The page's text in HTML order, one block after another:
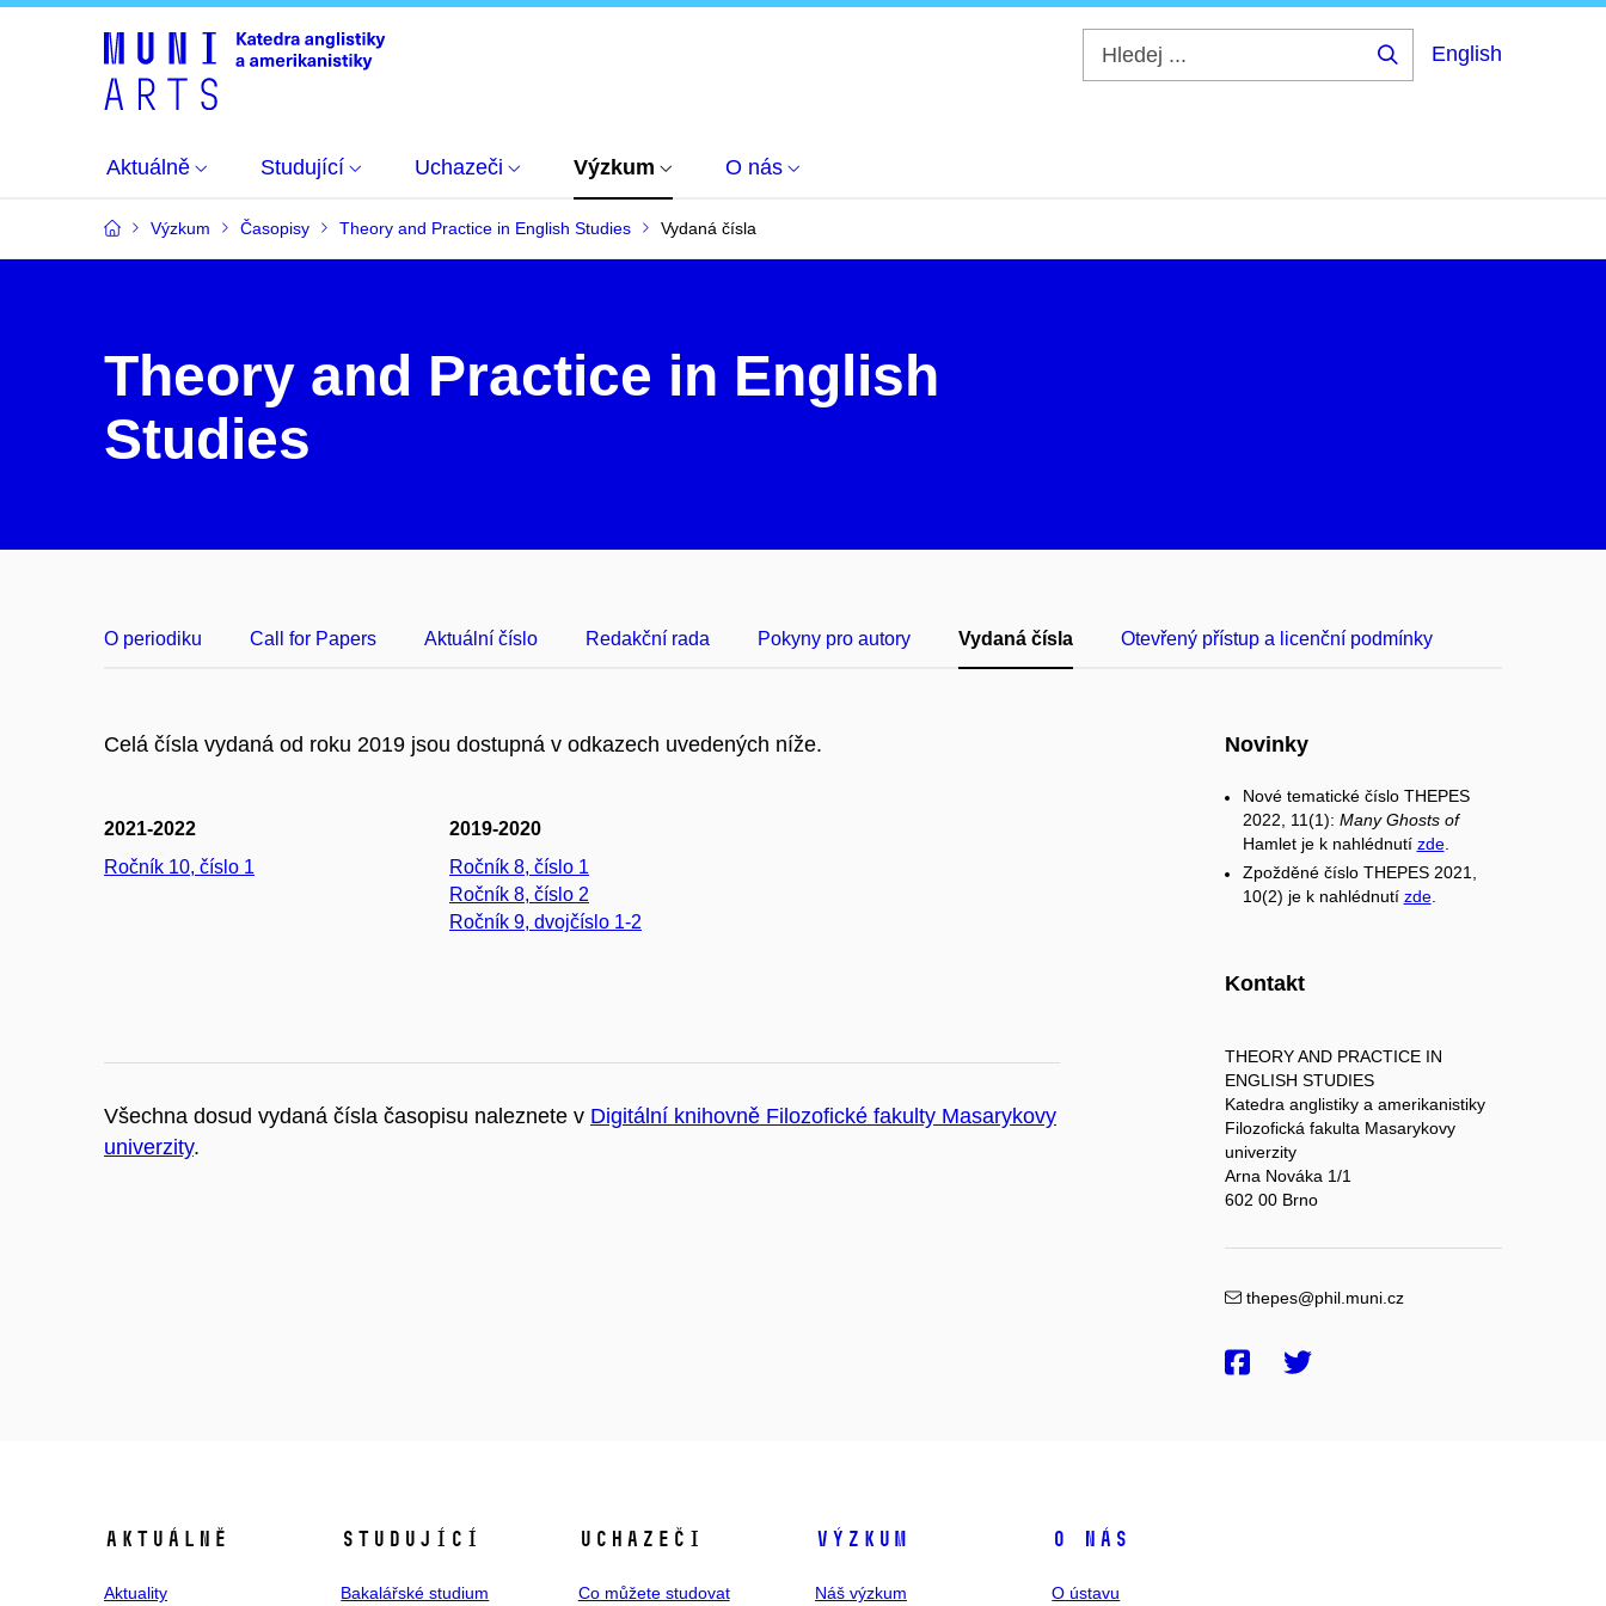
English
Aktuálně Studující Uchazeči Výzkum O nás
Výzkum Časopisy Theory and Practice in English Studies Vydaná čísla
Theory and Practice in English
Studies
O periodiku Call for Papers Aktuální číslo Redakční rada Pokyny pro autory Vydaná čísla Otevřený přístup a licenční podmínky
Celá čísla vydaná od roku 2019 jsou dostupná v odkazech uvedených níže.
2021-2022
Ročník 10, číslo 1
2019-2020
Ročník 8, číslo 1
Ročník 8, číslo 2
Ročník 9, dvojčíslo 1-2
Všechna dosud vydaná čísla časopisu naleznete v Digitální knihovně Filozofické fakulty Masarykovy
univerzity.
Novinky
Nové tematické číslo THEPES
2022, 11(1): Many Ghosts of
Hamlet je k nahlédnutí zde.
Zpožděné číslo THEPES 2021,
10(2) je k nahlédnutí zde.
Kontakt
THEORY AND PRACTICE IN
ENGLISH STUDIES
Katedra anglistiky a amerikanistiky
Filozofická fakulta Masarykovy
univerzity
Arna Nováka 1/1
602 00 Brno
thepes@phil.muni.cz
Aktuálně
Aktuality
Studující
Bakalářské studium
Uchazeči
Co můžete studovat
Výzkum
Náš výzkum
O nás
O ústavu